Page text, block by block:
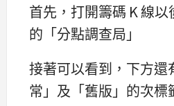
首先，打開籌碼 K 線
的「分點調查局」
接著可以看到，下方還
常」及「舊版」的次標